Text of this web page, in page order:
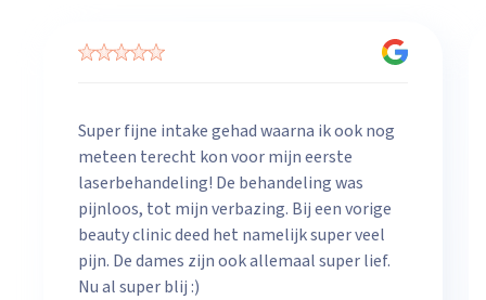
Super fijne intake gehad waarna ik ook nog
meteen terecht kon voor mijn eerste
laserbehandeling! De behandeling was
pijnloos, tot mijn verbazing. Bij een vorige
beauty clinic deed het namelijk super veel
pijn. De dames zijn ook allemaal super lief.
Nu al super blij :)